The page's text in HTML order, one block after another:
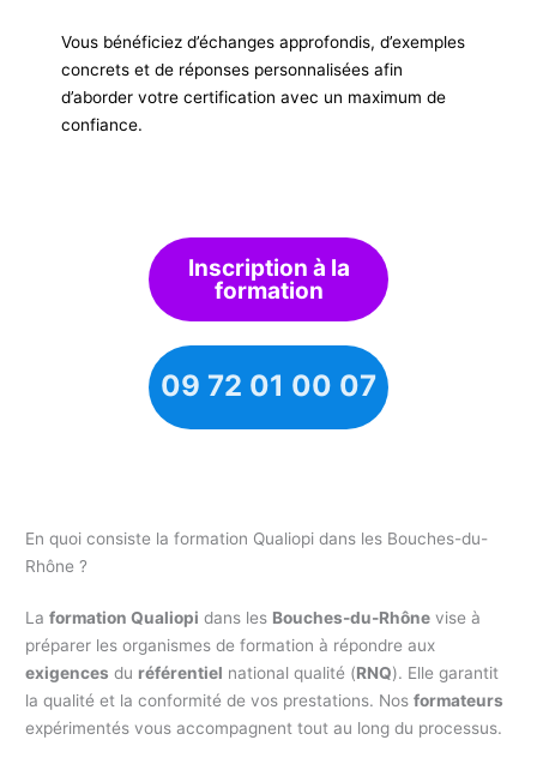
Vous bénéficiez d’échanges approfondis, d’exemples
concrets et de réponses personnalisées afin
d’aborder votre certification avec un maximum de
confiance.
Inscription à la
formation
09 72 01 00 07
En quoi consiste la formation Qualiopi dans les Bouches-du-
Rhône ?
Laformation Qualiopi dans les Bouches-du-Rhône vise à
préparer les organismes de formation à répondre aux
exigences du référentiel national qualité (RNQ). Elle garantit
la qualité et la conformité de vos prestations. Nosformateurs
expérimentés vous accompagnent tout au long du processus.